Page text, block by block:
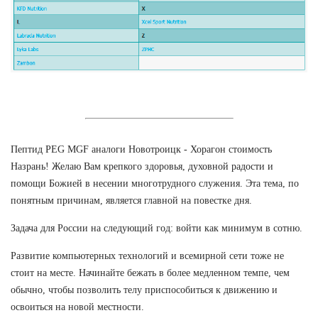
Пептид PEG MGF аналоги Новотроицк - Хорагон стоимость
Назрань! Желаю Вам крепкого здоровья, духовной радости и
помощи Божией в несении многотрудного служения. Эта тема, по
понятным причинам, является главной на повестке дня.
Задача для России на следующий год: войти как минимум в сотню.
Развитие компьютерных технологий и всемирной сети тоже не
стоит на месте. Начинайте бежать в более медленном темпе, чем
обычно, чтобы позволить телу приспособиться к движению и
освоиться на новой местности.